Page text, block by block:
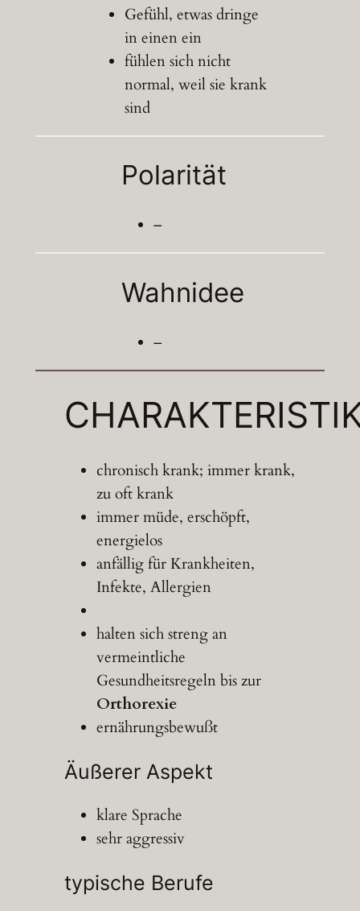
Gefühl, etwas dringe
in einen ein
fühlen sich nicht
normal, weil sie krank
sind
Polarität
–
Wahnidee
–
chronisch krank; immer krank,
zu oft krank
immer müde, erschöpft,
energielos
anfällig für Krankheiten,
Infekte, Allergien
halten sich streng an
vermeintliche
Gesundheitsregeln bis zur
Orthorexie
ernährungsbewußt
Äußerer Aspekt
klare Sprache
sehr aggressiv
typische Berufe